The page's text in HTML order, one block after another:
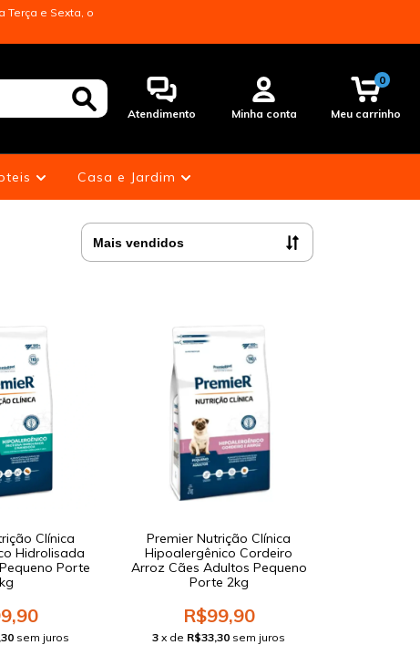
Terça e Sexta, o
Atendimento Minha conta Meu carrinho
0
Casa e Jardim
Clínica
Hidrolisada
Porte
sem juros
Premier Nutrição Clínica
Hipoalergênico Cordeiro
Arroz Cães Adultos Pequeno
Porte 2kg
R$99,90
3 x de R$33,30 sem juros